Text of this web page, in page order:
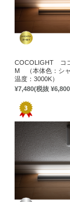
COCOLIGHT コ
M （本体色：シ
温度：3000K）
¥7,480(税抜